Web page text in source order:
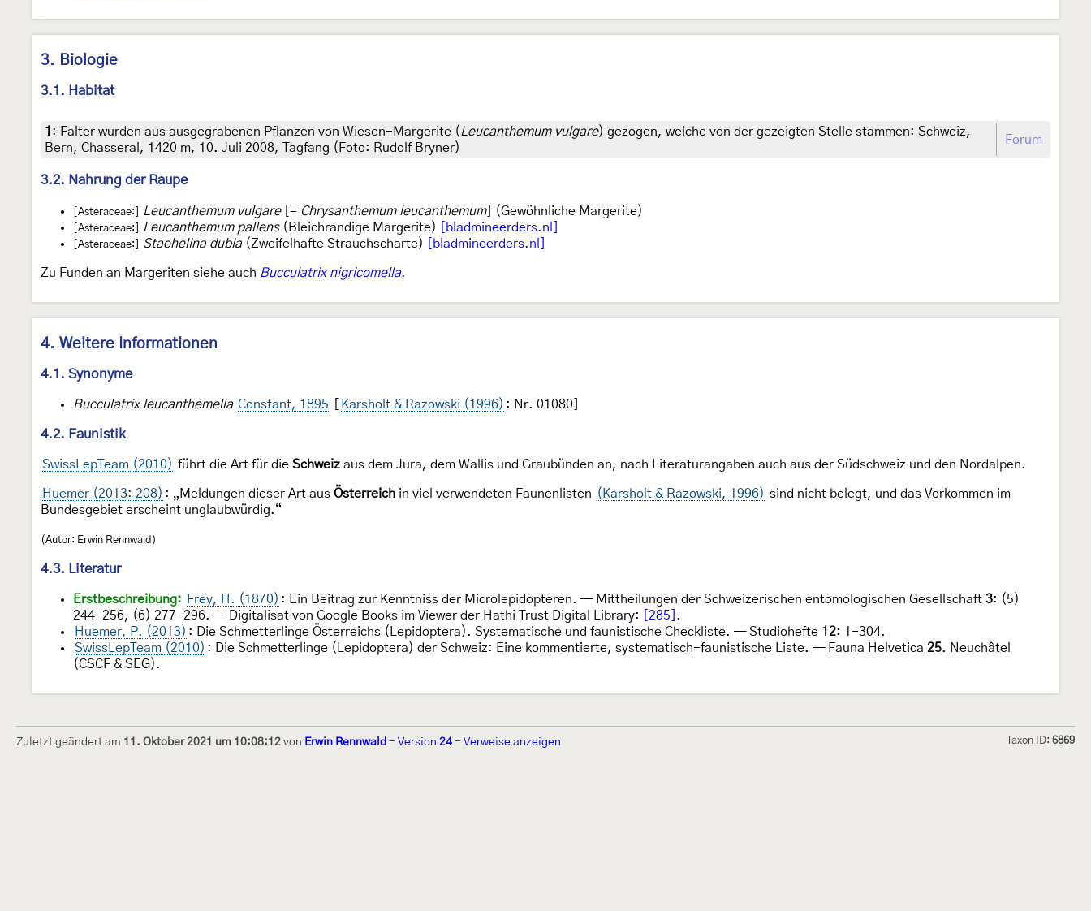
3. Biologie
3.1. Habitat
1 : Falter wurden aus ausgegrabenen Pflanzen von Wiesen-Margerite (Leucanthemum vulgare) gezogen, welche von der gezeigten Stelle stammen: Schweiz,
Bern, Chasseral, 1420 m, 10. Juli 2008, Tagfang (Foto: Rudolf Bryner)
Forum
3.2. Nahrung der Raupe
[Asteraceae:] Leucanthemum vulgare[= Chrysanthemum leucanthemum] (Gewöhnliche Margerite)
[Asteraceae:] Leucanthemum pallens(Bleichrandige Margerite) [bladmineerders.nl]
[Asteraceae:] Staehelina dubia(Zweifelhafte Strauchscharte) [bladmineerders.nl]
Zu Funden an Margeriten siehe auch Bucculatrix nigricomella.
4. Weitere Informationen
4.1. Synonyme
Bucculatrix leucanthemella Constant, 1895 Karsholt & Razowski (1996) : Nr. 01080]
4.2. Faunistik
SwissLepTeam (2010) führt die Art für die Schweiz aus dem Jura, dem Wallis und Graubünden an, nach Literaturangaben auch aus der Südschweiz und den Nordalpen.
Huemer (2013: 208) : „Meldungen dieser Art aus Österreich in viel verwendeten Faunenlisten (Karsholt & Razowski, 1996) sind nicht belegt, und das Vorkommen im
Bundesgebiet erscheint unglaubwürdig.“
(Autor: Erwin Rennwald)
4.3. Literatur
Erstbeschreibung: Frey, H. (1870) : Ein Beitrag zur Kenntniss der Microlepidopteren. — Mittheilungen der Schweizerischen entomologischen Gesellschaft 3: (5)
244-256, (6) 277-296. — Digitalisat von Google Books im Viewer der Hathi Trust Digital Library:
[285] .
Huemer, P. (2013) : Die Schmetterlinge Österreichs (Lepidoptera). Systematische und faunistische Checkliste. — Studiohefte 12: 1-304.
SwissLepTeam (2010) : Die Schmetterlinge (Lepidoptera) der Schweiz: Eine kommentierte, systematisch-faunistische Liste. — Fauna Helvetica 25. Neuchâtel
(CSCF & SEG).
Zuletzt geändert am 11. Oktober 2021 um 10:08:12 von Erwin Rennwald - Version 24 - Verweise anzeigen Taxon ID: 6869